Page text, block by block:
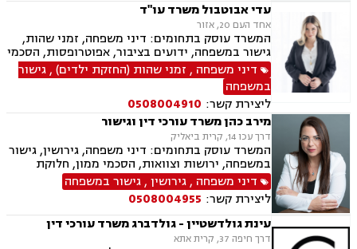
עדי אבוטבול משרד עו"ד
אחד העם 20, אזור
המשרד עוסק בתחומים: דיני משפחה, זמני שהות,
גישור במשפחה, ידועים בציבור, אפוטרופסות, הסכמי
ממון, אבהות, מזונות, משמורת, גירושין, הורות חד
מינית, נישואים אזרחיים, חלוקת רכוש, מעמד אישי,
תיאום הורי, ניכור הורי, ייפוי כוח מתמשך
דיני משפחה , זמני שהות (החזקת ילדים),גישור
במשפחה
ליצירת קשר: 0508004910
מירב כהן משרד עורכי דין וגישור
דרך עכו 14, קרית ביאליק
המשרד עוסק בתחומים: דיני משפחה, גירושין, גישור
במשפחה, ירושות וצוואות, הסכמי ממון, חלוקת
רכוש, ייפוי כח מתמשך, ניכור הורי, אבהות,
אפוטרופסות, מזונות, משמורת, זמני שהות, ידועים
בציבור, נישואים אזרחיים, העברה בין דורית, חוק
הנוער, אומנה, הורות חד מינית.
דיני משפחה ,גירושין,גישור במשפחה
ליצירת קשר: 0508004955
עינת גולדשטיין - גולדברג משרד עורכי דין
דרך חיפה 37, קרית אתא